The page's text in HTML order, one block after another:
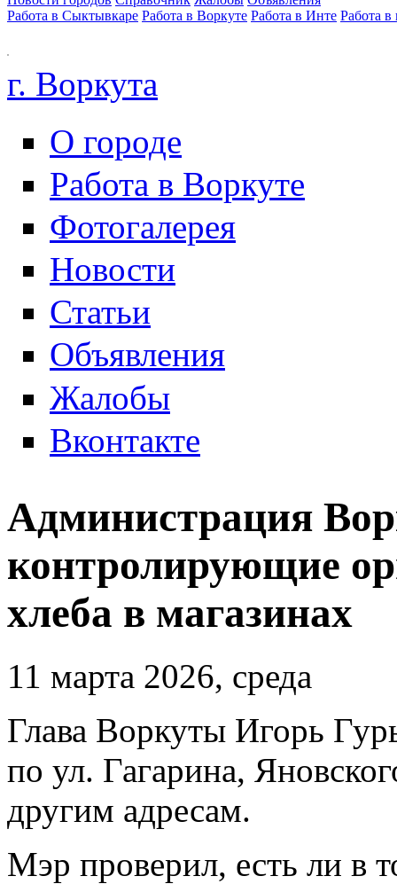
Работа в Сыктывкаре Работа в Воркуте Работа в Инте Работа в
г. Воркута
О городе
Работа в Воркуте
Фотогалерея
Новости
Статьи
Объявления
Жалобы
Вконтакте
Администрация
контролирующие
хлеба в магазинах
11 марта 2026, среда
Глава Воркуты Игорь
по ул. Гагарина,
другим адресам.
Мэр проверил, есть ли в